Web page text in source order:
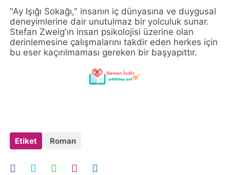
"Ay Işığı Sokağı," insanın iç dünyasına ve duygusal
deneyimlerine dair unutulmaz bir yolculuk sunar.
Stefan Zweig'ın insan psikolojisi üzerine olan
derinlemesine çalışmalarını takdir eden herkes için
bu eser kaçırılmaması gereken bir başyapıttır.
Etiket Roman